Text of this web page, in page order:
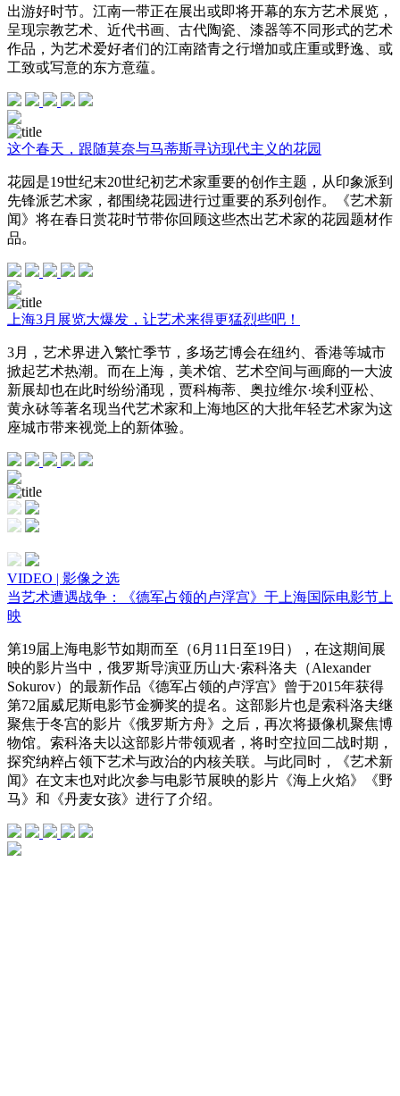
出游好时节。江南一带正在展出或即将开幕的东方艺术展览，
呈现宗教艺术、近代书画、古代陶瓷、漆器等不同形式的艺术
作品，为艺术爱好者们的江南踏青之行增加或庄重或野逸、或
工致或写意的东方意蕴。
这个春天，跟随莫奈与马蒂斯寻访现代主义的花园
花园是19世纪末20世纪初艺术家重要的创作主题，从印象派到
先锋派艺术家，都围绕花园进行过重要的系列创作。《艺术新
闻》将在春日赏花时节带你回顾这些杰出艺术家的花园题材作
品。
上海3月展览大爆发，让艺术来得更猛烈些吧！
3月，艺术界进入繁忙季节，多场艺博会在纽约、香港等城市
掀起艺术热潮。而在上海，美术馆、艺术空间与画廊的一大波
新展却也在此时纷纷涌现，贾科梅蒂、奥拉维尔·埃利亚松、
黄永砅等著名现当代艺术家和上海地区的大批年轻艺术家为这
座城市带来视觉上的新体验。
VIDEO | 影像之选
当艺术遭遇战争：《德军占领的卢浮宫》于上海国际电影节上
映
第19届上海电影节如期而至（6月11日至19日），在这期间展
映的影片当中，俄罗斯导演亚历山大·索科洛夫（Alexander
Sokurov）的最新作品《德军占领的卢浮宫》曾于2015年获得
第72届威尼斯电影节金狮奖的提名。这部影片也是索科洛夫继
聚焦于冬宫的影片《俄罗斯方舟》之后，再次将摄像机聚焦博
物馆。索科洛夫以这部影片带领观者，将时空拉回二战时期，
探究纳粹占领下艺术与政治的内核关联。与此同时，《艺术新
闻》在文末也对此次参与电影节展映的影片《海上火焰》《野
马》和《丹麦女孩》进行了介绍。